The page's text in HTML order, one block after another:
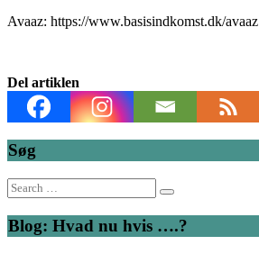
Avaaz: https://www.basisindkomst.dk/avaaz
Del artiklen
Søg
Search
for:
Blog: Hvad nu hvis ….?